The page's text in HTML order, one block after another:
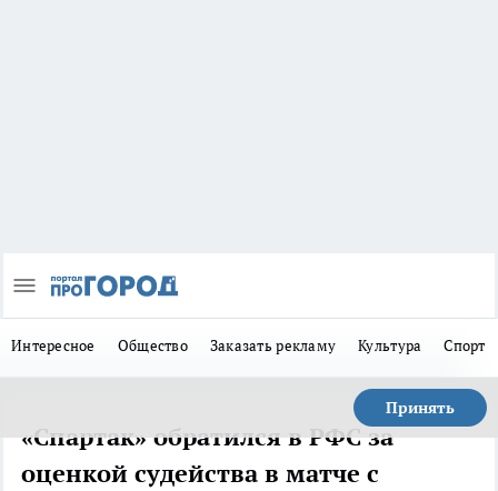
Интересное Общество Заказать рекламу Культура Спорт
Принять
«Спартак» обратился в РФС за
оценкой судейства в матче с